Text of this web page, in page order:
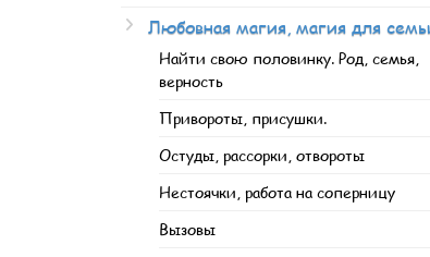
Любовная магия, магия для
Найти свою половинку. Род, семья,
верность
Привороты, присушки.
Остуды, рассорки, отвороты
Нестоячки, работа на соперницу
Вызовы